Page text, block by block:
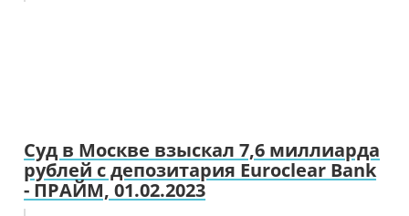
Суд в Москве взыскал 7,6 миллиарда
рублей с депозитария Euroclear Bank
- ПРАЙМ, 01.02.2023